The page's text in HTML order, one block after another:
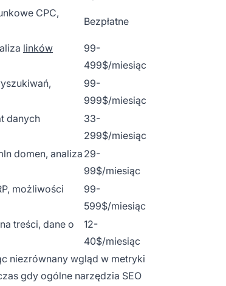
CPC,
Bezpłatne
linków
99-
499$/miesiąc
99-
999$/miesiąc
danych
33-
299$/miesiąc
domen, analiza 29-
99$/miesiąc
możliwości
99-
599$/miesiąc
treści, dane o
12-
40$/miesiąc
niezrównany wgląd w metryki
gdy ogólne narzędzia SEO